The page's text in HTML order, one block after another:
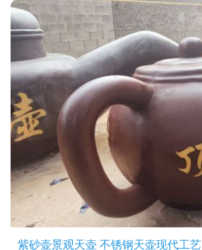
紫砂壶景观天壶 不锈钢天壶现代工艺